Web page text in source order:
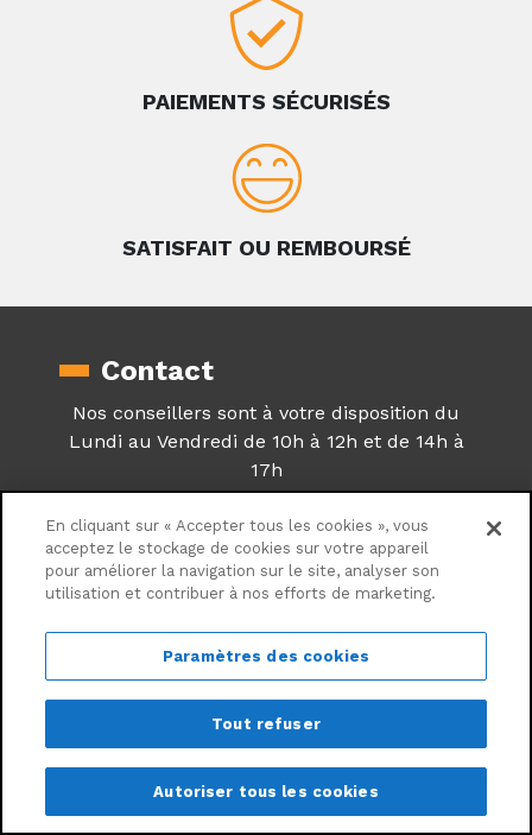
PAIEMENTS SÉCURISÉS
SATISFAIT OU REMBOURSÉ
Contact
Nos conseillers sont à votre disposition du
Lundi au Vendredi de 10h à 12h et de 14h à
17h
01 79 94 18 10
Inscription à notre
Inscrivez vous sur notre newsletter et
profitez en avant première de toutes les
offres Centrale Brico.
En cliquant sur « Accepter tous les cookies », vous
acceptez le stockage de cookies sur votre appareil
pour améliorer la navigation sur le site, analyser son
utilisation et contribuer à nos efforts de marketing.
Paramètres des cookies
Tout refuser
Autoriser tous les cookies